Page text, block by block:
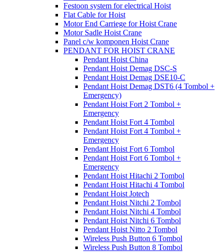
Festoon system for electrical Hoist
Flat Cable for Hoist
Motor End Carriege for Hoist Crane
Motor Sadle Hoist Crane
Panel c/w komponen Hoist Crane
PENDANT FOR HOIST CRANE
Pendant Hoist China
Pendant Hoist Demag DSC-S
Pendant Hoist Demag DSE10-C
Pendant Hoist Demag DST6 (4 Tombol +
Emergency)
Pendant Hoist Fort 2 Tombol +
Emergency
Pendant Hoist Fort 4 Tombol
Pendant Hoist Fort 4 Tombol +
Emergency
Pendant Hoist Fort 6 Tombol
Pendant Hoist Fort 6 Tombol +
Emergency
Pendant Hoist Hitachi 2 Tombol
Pendant Hoist Hitachi 4 Tombol
Pendant Hoist Jotech
Pendant Hoist Nitchi 2 Tombol
Pendant Hoist Nitchi 4 Tombol
Pendant Hoist Nitchi 6 Tombol
Pendant Hoist Nitto 2 Tombol
Wireless Push Button 6 Tombol
Wireless Push Button 8 Tombol